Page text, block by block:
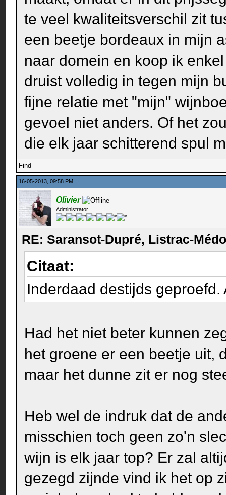
te veel kwaliteitsverschil zit
een beetje bordeaux in mijn
naar domein en koop ik
druist volledig in tegen mijn
fijne relatie met "mijn"
gevoel niet anders. Of het
die elk jaar schitterend spul
Find
16-05-2013, 09:58 PM
Olivier
Administrator
RE: Saransot-Dupré, Listrac-
Citaat:
Inderdaad destijds
Had het niet beter kunnen
het groene er een beetje uit,
maar het dunne zit er nog
Heb wel de indruk dat de
misschien toch geen zo'n
wijn is elk jaar top? Er zal
gezegd zijnde vind ik het op